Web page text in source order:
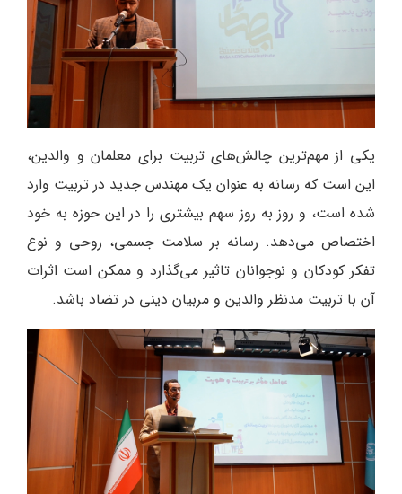
یکی از مهم‌ترین چالش‌های تربیت برای معلمان و والدین،
این است که رسانه به عنوان یک مهندس جدید در تربیت وارد
شده است، و روز به روز سهم بیشتری را در این حوزه به خود
اختصاص می‌دهد. رسانه بر سلامت جسمی، روحی و نوع
تفکر کودکان و نوجوانان تاثیر می‌گذارد و ممکن است اثرات
آن با تربیت مدنظر والدین و مربیان دینی در تضاد باشد.